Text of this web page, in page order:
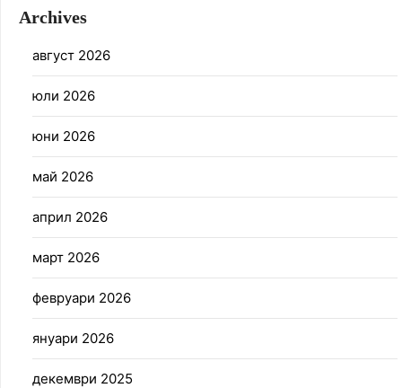
Archives
август 2026
юли 2026
юни 2026
май 2026
април 2026
март 2026
февруари 2026
януари 2026
декември 2025